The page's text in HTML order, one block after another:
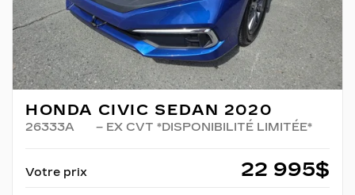
HONDA CIVIC SEDAN 2020
26333A – EX CVT *DISPONIBILITÉ LIMITÉE*
Votre prix 22 995$